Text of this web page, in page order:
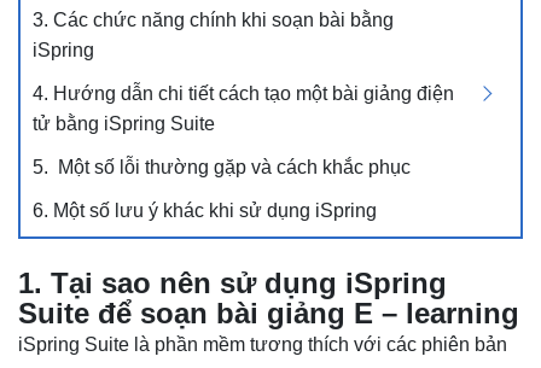
3. Các chức năng chính khi soạn bài bằng
iSpring
4. Hướng dẫn chi tiết cách tạo một bài giảng điện
tử bằng iSpring Suite
5. Một số lỗi thường gặp và cách khắc phục
6. Một số lưu ý khác khi sử dụng iSpring
1. Tại sao nên sử dụng iSpring
Suite để soạn bài giảng E – learning
iSpring Suite là phần mềm tương thích với các phiên bản